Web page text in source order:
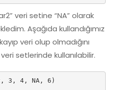
veri setine “NA” olarak
Aşağıda kullandığımız
veri olup olmadığını
setlerinde kullanılabilir.
3, 4, NA, 6)